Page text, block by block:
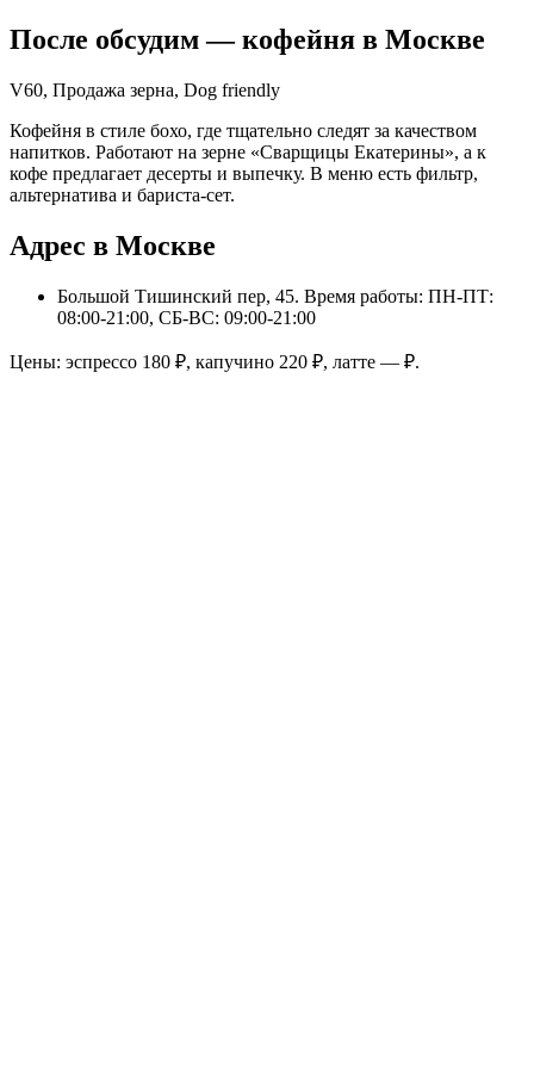
После обсудим— кофейня в Москве
V60, Продажа зерна, Dog friendly
Кофейня в стиле бохо, где тщательно следят за качеством
напитков. Работают на зерне «Сварщицы Екатерины», а к
кофе предлагает десерты и выпечку. В меню есть фильтр,
альтернатива и бариста-сет.
Адрес в Москве
Большой Тишинский пер, 45. Время работы: ПН-ПТ:
08:00-21:00, СБ-ВС: 09:00-21:00
Цены: эспрессо 180 ₽, капучино 220 ₽, латте — ₽.